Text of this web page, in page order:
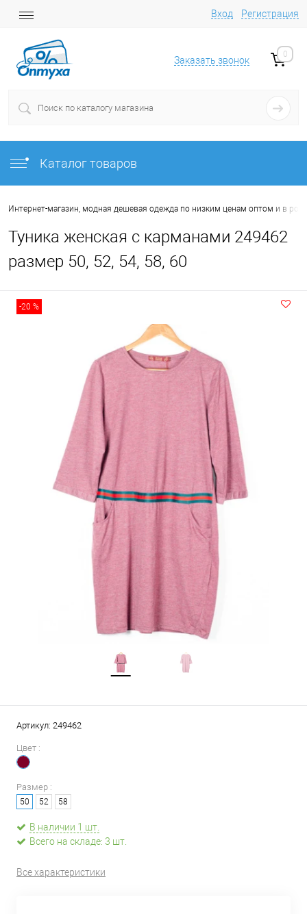
Вход Регистрация
Заказать звонок
0
Каталог товаров
Интернет-магазин, модная дешевая одежда по низким ценам оптом и в
Туника женская с карманами 249462
размер 50, 52, 54, 58, 60
-20 %
Артикул: 249462
Цвет :
Размер :
50 52 58
В наличии 1 шт.
Всего на складе: 3 шт.
Все характеристики